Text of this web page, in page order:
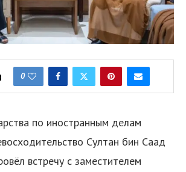
0
по иностранным делам
Султан бин Саад
встречу с заместителем